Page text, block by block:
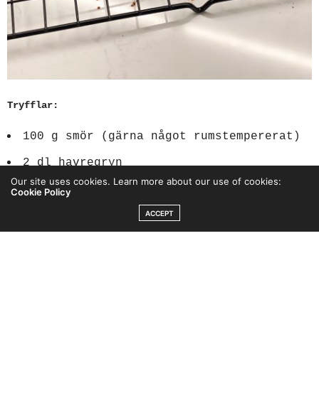
Tryfflar:
100 g smör (gärna något rumstempererat)
2 dl havregryn
2 dlkasein chokladtryffel
Our site uses cookies. Learn more about our use of cookies:
Cookie Policy
ACCEPT